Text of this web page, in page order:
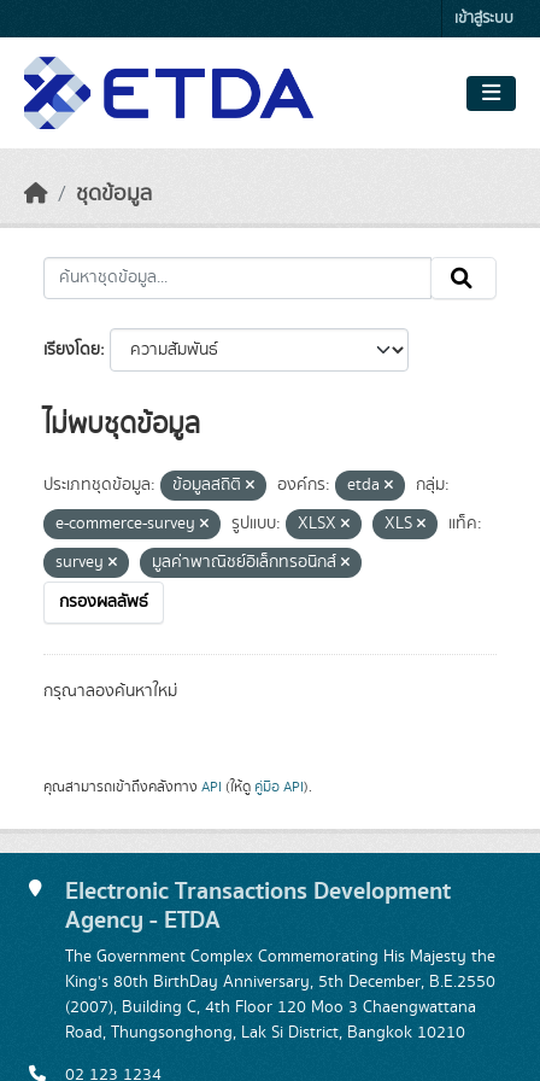
เข้าสู่ระบบ
ชุดข้อมูล
เรียงโดย
ไม่พบชุดข้อมูล
ประเภทชุดข้อมูล: ข้อมูลสถิติ องค์กร: etda
กลุ่ม:
e-commerce-survey
รูปแบบ: XLSX XLS
แท็ค:
survey
มูลค่าพาณิชย์อิเล็กทรอนิกส์
กรองผลลัพธ์
กรุณาลองค้นหาใหม่
คุณสามารถเข้าถึงคลังทาง API (ให้ดู คู่มือ API).
Electronic Transactions Development
Agency - ETDA
The Government Complex Commemorating His Majesty the
King's 80th BirthDay Anniversary, 5th December, B.E.2550
(2007), Building C, 4th Floor 120 Moo 3 Chaengwattana
Road, Thungsonghong, Lak Si District, Bangkok 10210
02 123 1234